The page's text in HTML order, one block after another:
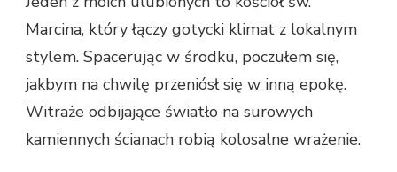
Marcina, który łączy gotycki klimat z lokalnym
stylem. Spacerując w środku, poczułem się,
jakbym na chwilę przeniósł się w inną epokę.
Witraże odbijające światło na surowych
kamiennych ścianach robią kolosalne wrażenie.